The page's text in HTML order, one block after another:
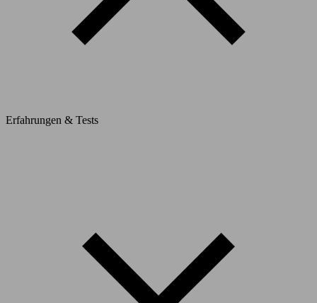
Erfahrungen & Tests